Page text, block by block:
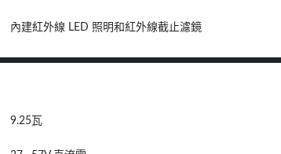
內建紅外線 LED 照明和紅外線截止濾鏡
9.25瓦